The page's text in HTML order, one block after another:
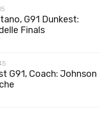
G91 Dunkest:
Finals
G91, Coach: Johnson